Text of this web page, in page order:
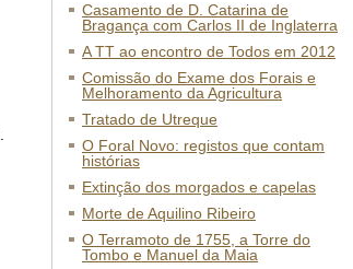
Casamento de D. Catarina de
Bragança com Carlos II de Inglaterra
A TT ao encontro de Todos em 2012
Comissão do Exame dos Forais e
Melhoramento da Agricultura
Tratado de Utreque
O Foral Novo: registos que contam
histórias
Extinção dos morgados e capelas
Morte de Aquilino Ribeiro
O Terramoto de 1755, a Torre do
Tombo e Manuel da Maia